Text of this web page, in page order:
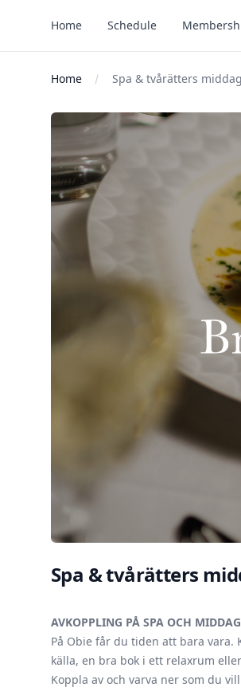
Home Schedule
Home Spa & tvårätters
Spa & tvårätters
AVKOPPLING PÅ SPA OCH
På Obie får du tiden att bara vara.
källa, en bra bok i ett relaxrum
Koppla av och varva ner som du